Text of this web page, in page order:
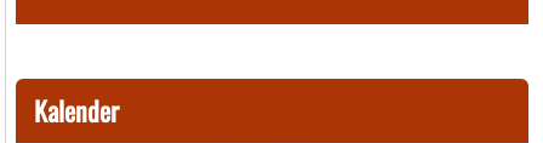
Kalender